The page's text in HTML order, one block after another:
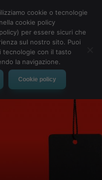
cookie o tecnologie
cookie policy
per essere sicuri che
sul nostro sito. Puoi
tecnologie con il tasto
la navigazione.
Cookie policy